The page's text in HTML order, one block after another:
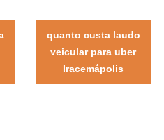
quanto custa laudo
veicular para uber
Iracemápolis